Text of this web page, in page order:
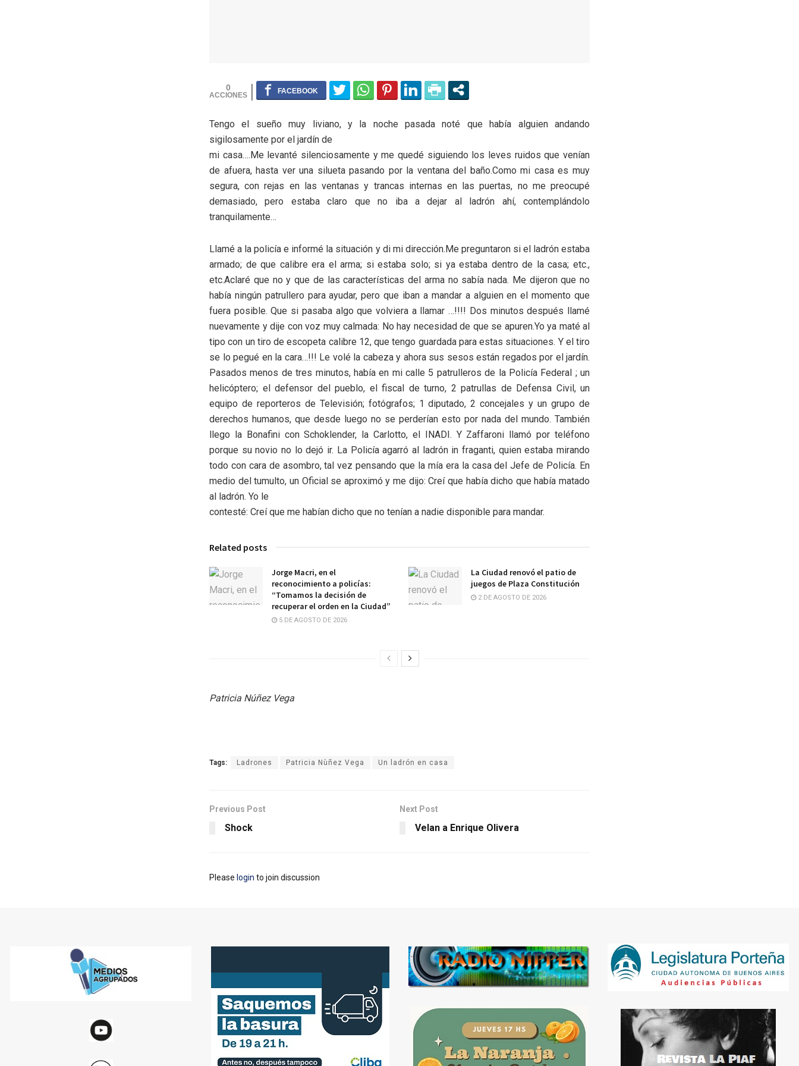
0
Tengo el sueño muy liviano, y la noche pasada noté que había alguien andando
sigilosamente por el jardín de
mi casa….Me levanté silenciosamente y me quedé siguiendo los leves ruidos que venían
de afuera, hasta ver una silueta pasando por la ventana del baño.Como mi casa es muy
segura, con rejas en las ventanas y trancas internas en las puertas, no me preocupé
demasiado, pero estaba claro que no iba a dejar al ladrón ahí, contemplándolo
tranquilamente…
Llamé a la policía e informé la situación y di mi dirección.Me preguntaron si el ladrón estaba
armado; de que calibre era el arma; si estaba solo; si ya estaba dentro de la casa; etc.,
etc.Aclaré que no y que de las características del arma no sabía nada. Me dijeron que no
había ningún patrullero para ayudar, pero que iban a mandar a alguien en el momento que
fuera posible. Que si pasaba algo que volviera a llamar …!!!! Dos minutos después llamé
nuevamente y dije con voz muy calmada: No hay necesidad de que se apuren.Yo ya maté al
tipo con un tiro de escopeta calibre 12, que tengo guardada para estas situaciones. Y el tiro
se lo pegué en la cara…!!! Le volé la cabeza y ahora sus sesos están regados por el jardín.
Pasados menos de tres minutos, había en mi calle 5 patrulleros de la Policía Federal ; un
helicóptero; el defensor del pueblo, el fiscal de turno, 2 patrullas de Defensa Civil, un
equipo de reporteros de Televisión; fotógrafos; 1 diputado, 2 concejales y un grupo de
derechos humanos, que desde luego no se perderían esto por nada del mundo. También
llego la Bonafini con Schoklender, la Carlotto, el INADI. Y Zaffaroni llamó por teléfono
porque su novio no lo dejó ir. La Policía agarró al ladrón in fraganti, quien estaba mirando
todo con cara de asombro, tal vez pensando que la mía era la casa del Jefe de Policía. En
medio del tumulto, un Oficial se aproximó y me dijo: Creí que había dicho que había matado
al ladrón. Yo le
contesté: Creí que me habían dicho que no tenían a nadie disponible para mandar.
Related posts
Jorge Macri, en el
reconocimiento a policías:
“Tomamos la decisión de
recuperar el orden en la Ciudad”
5 DE AGOSTO DE 2026
La Ciudad renovó el patio de
juegos de Plaza Constitución
2 DE AGOSTO DE 2026
Patricia Núñez Vega
Tags: Ladrones Patricia Nùñez Vega Un ladrón en casa
Previous Post
Shock
Next Post
Velan a Enrique Olivera
Please login to join discussion